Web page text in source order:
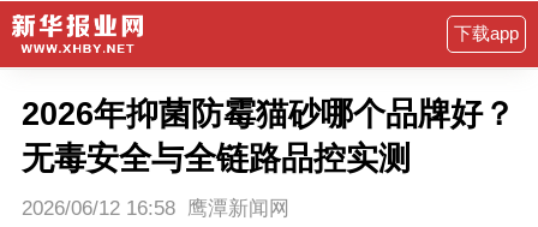
下载app
2026年抑菌防霉猫砂哪个品牌好？
无毒安全与全链路品控实测
2026/06/12 16:58 鹰潭新闻网